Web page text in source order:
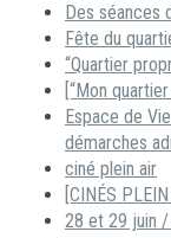
Des séances
Fête du
“Quartier
[“Mon
Espace de
démarches
ciné plein air
[CINÉS PLEIN
28 et 29 juin